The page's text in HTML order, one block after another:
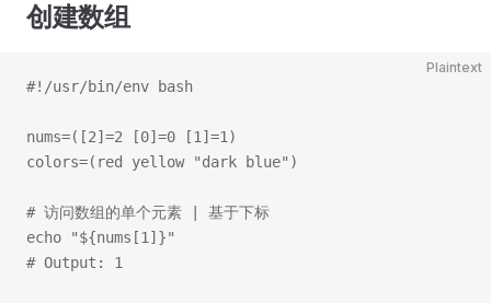
创建数组
Plaintext
#!/usr/bin/env bash
nums=([2]=2 [0]=0 [1]=1)
colors=(red yellow "dark blue")
# 访问数组的单个元素 | 基于下标
echo "${nums[1]}"
# Output: 1